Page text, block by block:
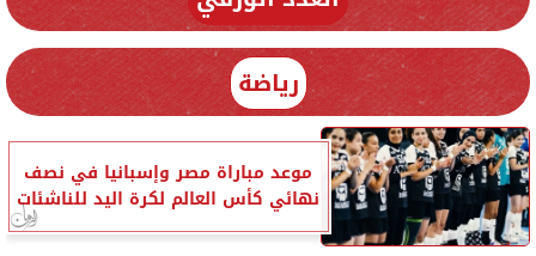
رياضة
موعد مباراة مصر وإسبانيا في نصف
نهائي كأس العالم لكرة اليد للناشئات